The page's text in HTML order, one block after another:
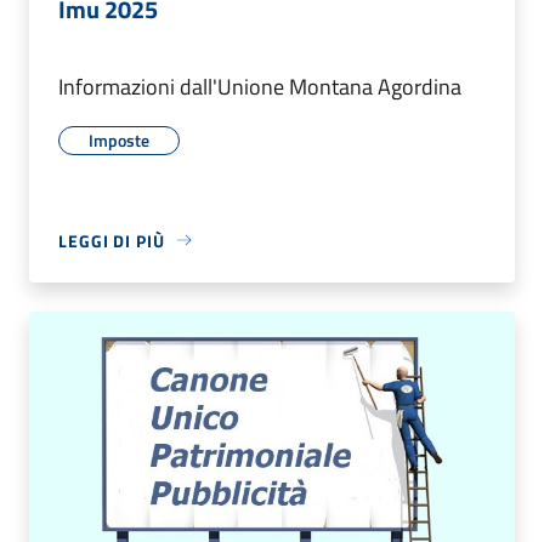
Imu 2025
Informazioni dall'Unione Montana Agordina
Imposte
LEGGI DI PIÙ